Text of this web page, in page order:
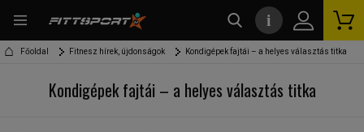
Főoldal Fitnesz hírek, újdonságok Kondigépek fajtái – a helyes választás titka
Kondigépek fajtái – a helyes választás titka
i
kereső